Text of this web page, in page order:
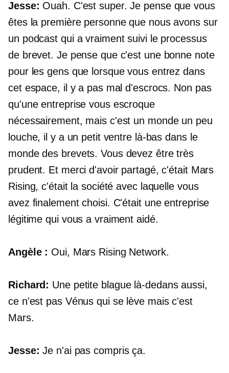
Jesse: Ouah. C'est super. Je pense que vous
êtes la première personne que nous avons sur
un podcast qui a vraiment suivi le processus
de brevet. Je pense que c'est une bonne note
pour les gens que lorsque vous entrez dans
cet espace, il y a pas mal d'escrocs. Non pas
qu'une entreprise vous escroque
nécessairement, mais c'est un monde un peu
louche, il y a un petit ventre là-bas dans le
monde des brevets. Vous devez être très
prudent. Et merci d'avoir partagé, c'était Mars
Rising, c'était la société avec laquelle vous
avez finalement choisi. C'était une entreprise
légitime qui vous a vraiment aidé.
Angèle : Oui, Mars Rising Network.
Richard: Une petite blague là-dedans aussi,
ce n'est pas Vénus qui se lève mais c'est
Mars.
Jesse: Je n'ai pas compris ça.